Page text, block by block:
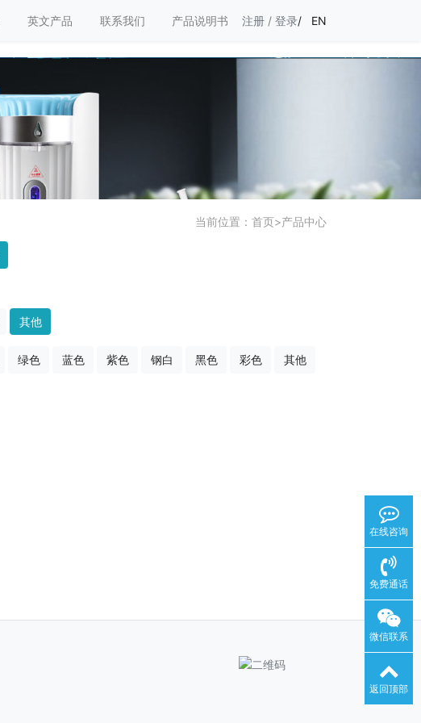
英文产品 联系我们 产品说明书 注册 / 登录/ EN
当前位置： 首页>产品中心
其他
绿色 蓝色 紫色 钢白 黑色 彩色 其他
在线咨询
免费通话
微信联系
返回顶部